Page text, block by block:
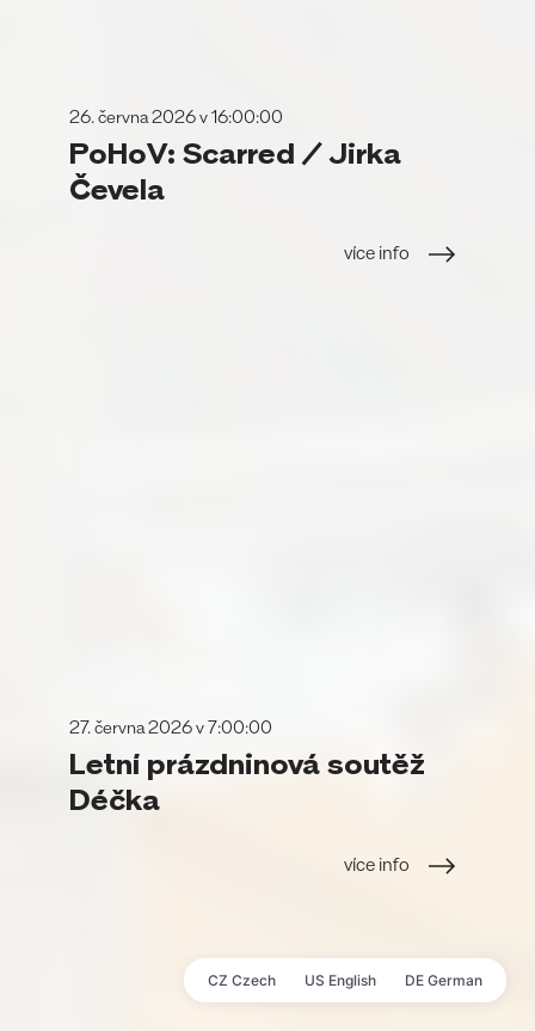
26. června 2026 v 16:00:00
PoHoV: Scarred / Jirka
Čevela
více info
27. června 2026 v 7:00:00
Letní prázdninová soutěž
Déčka
více info
CZ Czech US English DE German